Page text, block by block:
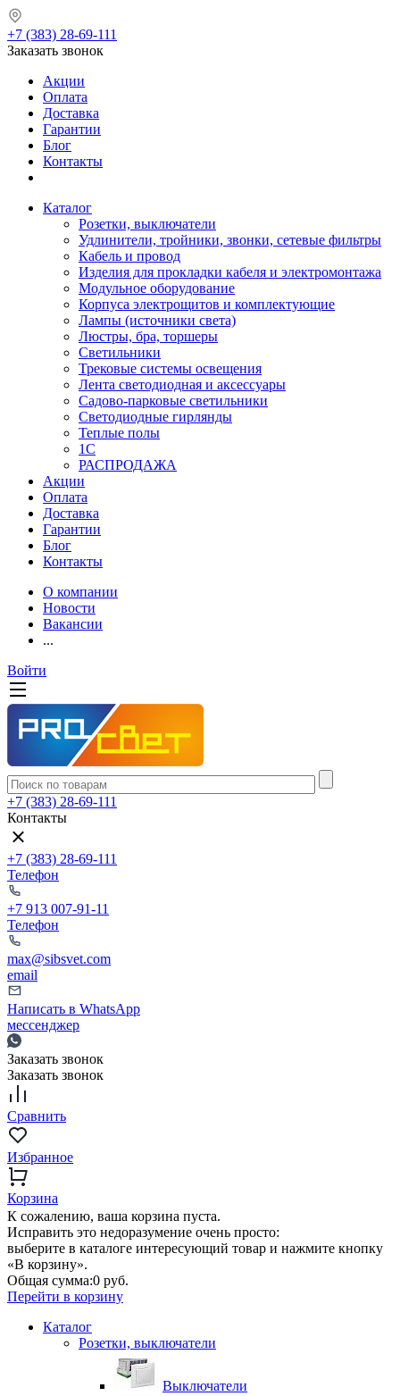
+7 (383) 28-69-111
Заказать звонок
Акции
Оплата
Доставка
Гарантии
Блог
Контакты
Каталог
Розетки, выключатели
Удлинители, тройники, звонки, сетевые фильтры
Кабель и провод
Изделия для прокладки кабеля и электромонтажа
Модульное оборудование
Корпуса электрощитов и комплектующие
Лампы (источники света)
Люстры, бра, торшеры
Светильники
Трековые системы освещения
Лента светодиодная и аксессуары
Садово-парковые светильники
Светодиодные гирлянды
Теплые полы
1С
РАСПРОДАЖА
Акции
Оплата
Доставка
Гарантии
Блог
Контакты
О компании
Новости
Вакансии
...
Войти
+7 (383) 28-69-111
Контакты
+7 (383) 28-69-111
Телефон
+7 913 007-91-11
Телефон
max@sibsvet.com
email
Написать в WhatsApp
мессенджер
Заказать звонок
Заказать звонок
Сравнить
Избранное
Корзина
К сожалению, ваша корзина пуста.
Исправить это недоразумение очень просто:
выберите в каталоге интересующий товар и нажмите кнопку
«В корзину».
Общая сумма:0 руб.
Перейти в корзину
Каталог
Розетки, выключатели
Выключатели